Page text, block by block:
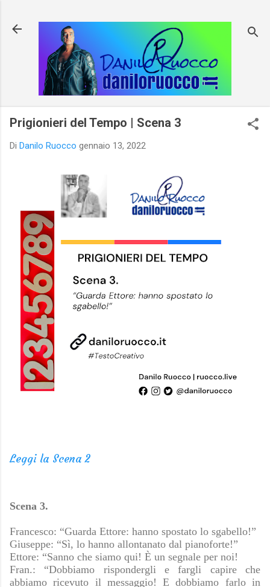
Prigionieri del Tempo | Scena 3
Di Danilo Ruocco gennaio 13, 2022
Leggi la Scena 2
Scena 3.
Francesco: “Guarda Ettore: hanno spostato lo sgabello!”
Giuseppe: “Sì, lo hanno allontanato dal pianoforte!”
Ettore: “Sanno che siamo qui! È un segnale per noi!
Fran.: “Dobbiamo rispondergli e fargli capire che
abbiamo ricevuto il messaggio! E dobbiamo farlo in